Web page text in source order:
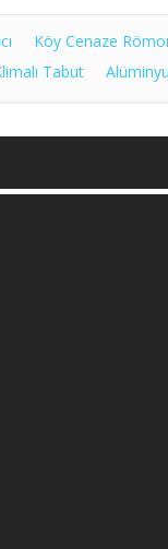
Köy Cenaze
Tabut